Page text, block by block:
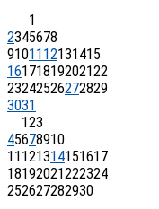
1
2345678
9101112131415
16171819202122
23242526272829
3031
123
45678910
11121314151617
18192021222324
252627282930